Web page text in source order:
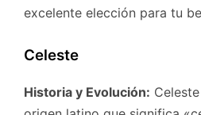
excelente elección para tu
Celeste
Historia y Evolución: